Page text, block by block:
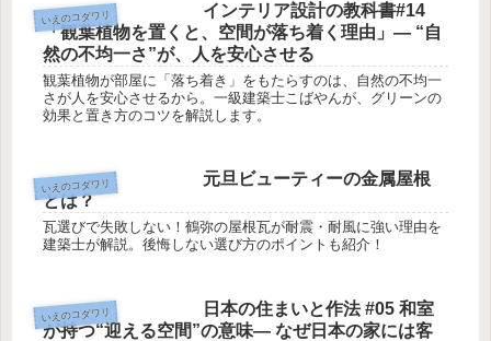
いえのコダワリ
インテリア設計の教科書#14
「観葉植物を置くと、空間が落ち着く理由」― “自
然の不均一さ”が、人を安心させる
観葉植物が部屋に「落ち着き」をもたらすのは、自然の不均一
さが人を安心させるから。一級建築士こばやんが、グリーンの
効果と置き方のコツを解説します。
いえのコダワリ
元旦ビューティーの金属屋根
とは？
瓦選びで失敗しない！鶴弥の屋根瓦が耐震・耐風に強い理由を
建築士が解説。後悔しない選び方のポイントも紹介！
いえのコダワリ
日本の住まいと作法 #05 和室
が持つ“迎える空間”の意味― なぜ日本の家には客